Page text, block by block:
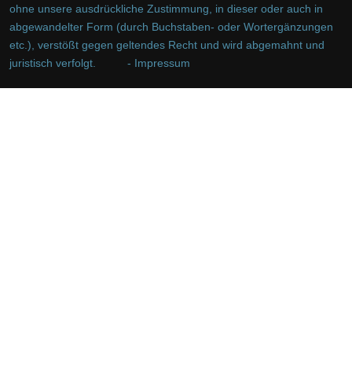
ohne unsere ausdrückliche Zustimmung, in dieser oder auch in
abgewandelter Form (durch Buchstaben- oder Wortergänzungen
etc.), verstößt gegen geltendes Recht und wird abgemahnt und
juristisch verfolgt.
- Impressum